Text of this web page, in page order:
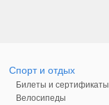
Спорт и отдых
Билеты и сертификаты
Велосипеды